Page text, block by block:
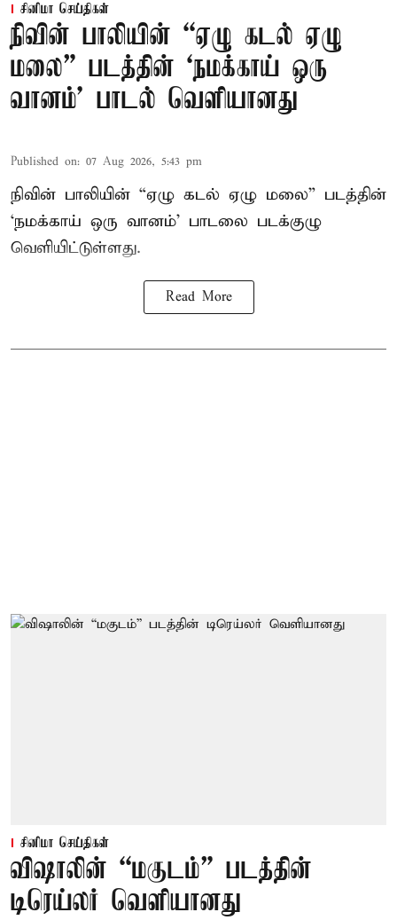
சினிமா செய்திகள்
நிவின் பாலியின் “ஏழு கடல் ஏழு
மலை” படத்தின் ‘நமக்காய் ஒரு
வானம்’ பாடல் வெளியானது
Published on: 07 Aug 2026, 5:43 pm
நிவின் பாலியின் “ஏழு கடல் ஏழு மலை” படத்தின்
‘நமக்காய் ஒரு வானம்’ பாடலை படக்குழு
வெளியிட்டுள்ளது.
Read More
சினிமா செய்திகள்
விஷாலின் “மகுடம்” படத்தின்
டிரெய்லர் வெளியானது